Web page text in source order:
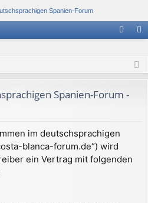
de
ist
Spanien-Forum -
im deutschsprachigen
blanca-forum.de“) wird
ein Vertrag mit folgenden